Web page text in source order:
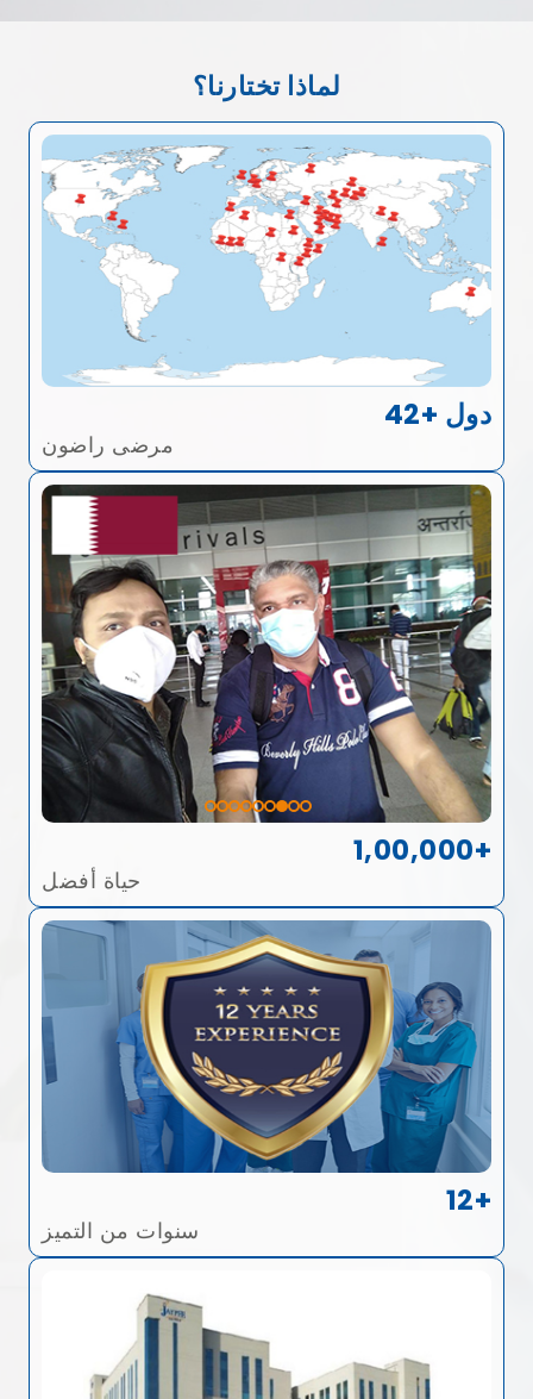
لماذا تختارنا؟
42+ دول
مرضى راضون
1,00,000+
حياة أفضل
12+
سنوات من التميز